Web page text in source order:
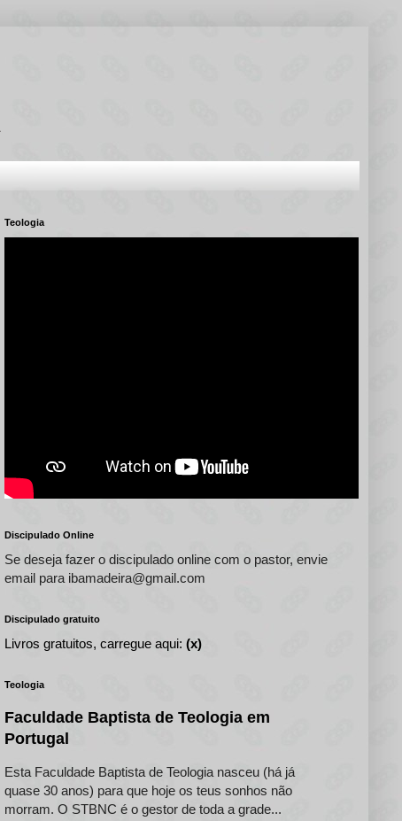
Teologia
Discipulado Online
Se deseja fazer o discipulado online com o pastor, envie
email para ibamadeira@gmail.com
Discipulado gratuito
Livros gratuitos, carregue aqui: (x)
Teologia
Faculdade Baptista de Teologia em
Portugal
Esta Faculdade Baptista de Teologia nasceu (há já
quase 30 anos) para que hoje os teus sonhos não
morram. O STBNC é o gestor de toda a grade...